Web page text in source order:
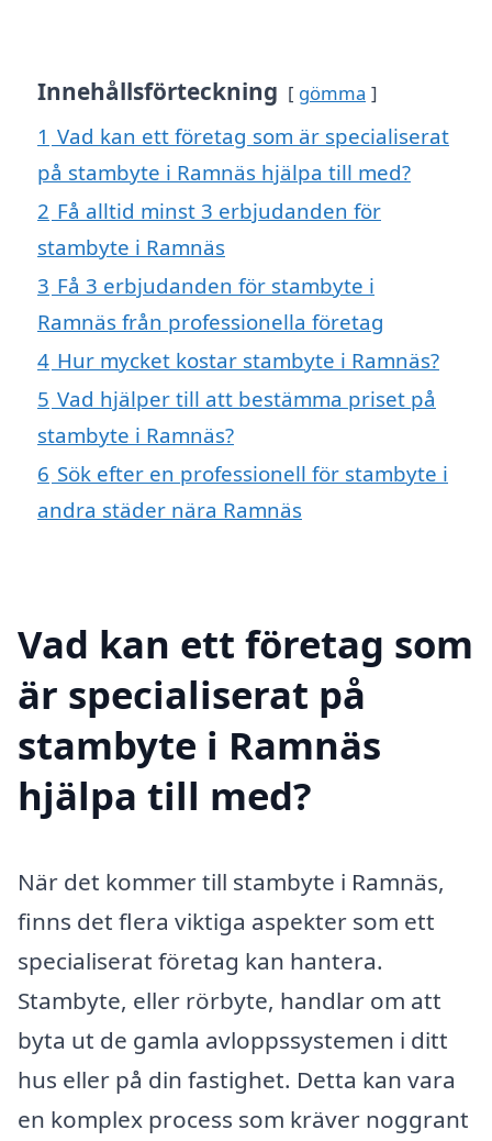
Innehållsförteckning gömma
1 Vad kan ett företag som är specialiserat
på stambyte i Ramnäs hjälpa till med?
2 Få alltid minst 3 erbjudanden för
stambyte i Ramnäs
3 Få 3 erbjudanden för stambyte i
Ramnäs från professionella företag
4 Hur mycket kostar stambyte i Ramnäs?
5 Vad hjälper till att bestämma priset på
stambyte i Ramnäs?
6 Sök efter en professionell för stambyte i
andra städer nära Ramnäs
Vad kan ett företag som
är specialiserat på
stambyte i Ramnäs
hjälpa till med?
När det kommer till stambyte i Ramnäs,
finns det flera viktiga aspekter som ett
specialiserat företag kan hantera.
Stambyte, eller rörbyte, handlar om att
byta ut de gamla avloppssystemen i ditt
hus eller på din fastighet. Detta kan vara
en komplex process som kräver noggrant